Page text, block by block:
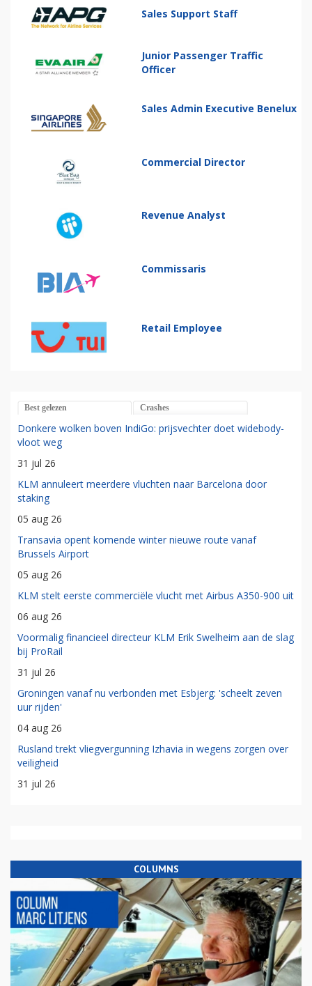
Sales Support Staff
Junior Passenger Traffic
Officer
Sales Admin Executive Benelux
Commercial Director
Revenue Analyst
Commissaris
Retail Employee
Best gelezen Crashes
Donkere wolken boven IndiGo: prijsvechter doet widebody-
vloot weg
31 jul 26
KLM annuleert meerdere vluchten naar Barcelona door
staking
05 aug 26
Transavia opent komende winter nieuwe route vanaf
Brussels Airport
05 aug 26
KLM stelt eerste commerciële vlucht met Airbus A350-900 uit
06 aug 26
Voormalig financieel directeur KLM Erik Swelheim aan de slag
bij ProRail
31 jul 26
Groningen vanaf nu verbonden met Esbjerg: 'scheelt zeven
uur rijden'
04 aug 26
Rusland trekt vliegvergunning Izhavia in wegens zorgen over
veiligheid
31 jul 26
COLUMNS